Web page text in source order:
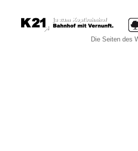
Die Seiten des